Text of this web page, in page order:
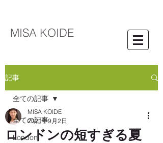
MISA KOIDE
記事
全ての記事
London
全ての記事
ロンドンの短すぎる夏
MISA KOIDE
2021年9月2日